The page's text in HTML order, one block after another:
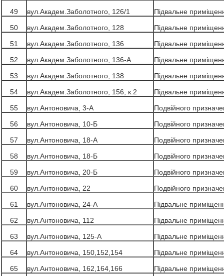
49
вул.Академ.Заболотного, 126/1
Підвальне
50
вул.Академ.Заболотного, 128
Підвальне
51
вул.Академ.Заболотного, 136
Підвальне
52
вул.Академ.Заболотного, 136-А
Підвальне
53
вул.Академ.Заболотного, 138
Підвальне
54
вул.Академ.Заболотного, 156, к.2
Підвальне
55
вул.Антоновича, 3-А
Подвійного
56
вул.Антоновича, 10-Б
Подвійного
57
вул.Антоновича, 18-А
Подвійного
58
вул.Антоновича, 18-Б
Подвійного
59
вул.Антоновича, 20-Б
Подвійного
60
вул.Антоновича, 22
Подвійного
61
вул.Антоновича, 24-А
Підвальне
62
вул.Антоновича, 112
Підвальне
63
вул.Антоновича, 125-А
Підвальне
64
вул.Антоновича, 150,152,154
Підвальне
65
вул.Антоновича, 162,164,166
Підвальне